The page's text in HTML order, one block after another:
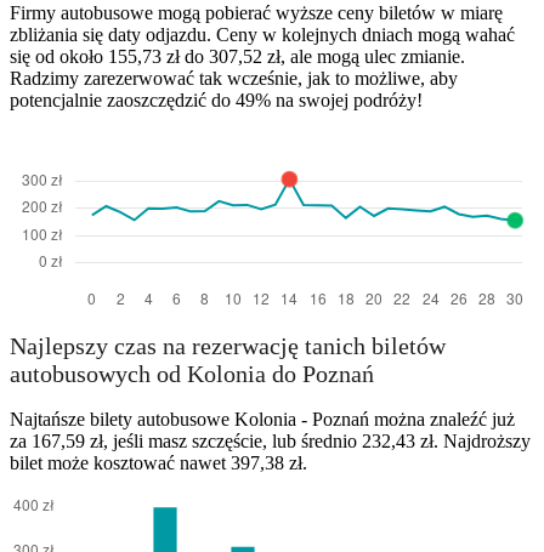
Firmy autobusowe mogą pobierać wyższe ceny biletów w miarę
zbliżania się daty odjazdu. Ceny w kolejnych dniach mogą wahać
się od około 155,73 zł do 307,52 zł, ale mogą ulec zmianie.
Radzimy zarezerwować tak wcześnie, jak to możliwe, aby
potencjalnie zaoszczędzić do 49% na swojej podróży!
Najlepszy czas na rezerwację tanich biletów
autobusowych od Kolonia do Poznań
Najtańsze bilety autobusowe Kolonia - Poznań można znaleźć już
za 167,59 zł, jeśli masz szczęście, lub średnio 232,43 zł. Najdroższy
bilet może kosztować nawet 397,38 zł.